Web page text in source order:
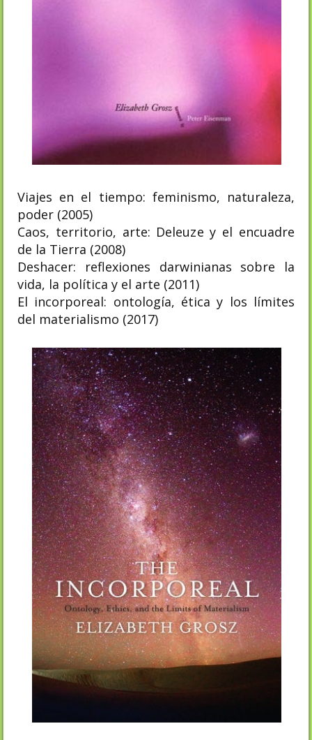
Viajes en el tiempo: feminismo, naturaleza,
poder (2005)
Caos, territorio, arte: Deleuze y el encuadre
de la Tierra (2008)
Deshacer: reflexiones darwinianas sobre la
vida, la política y el arte (2011)
El incorporeal: ontología, ética y los límites
del materialismo (2017)